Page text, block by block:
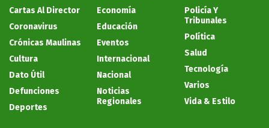
Cartas Al Director
Coronavirus
Crónicas Maulinas
Cultura
Dato Útil
Defunciones
Deportes
Economía
Educación
Eventos
Internacional
Nacional
Noticias
Regionales
Policía Y
Tribunales
Política
Salud
Tecnología
Varios
Vida & Estilo